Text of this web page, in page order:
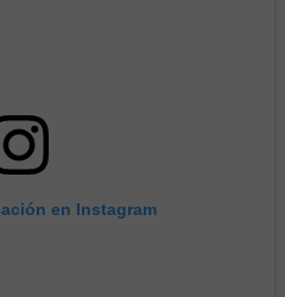
en Instagram